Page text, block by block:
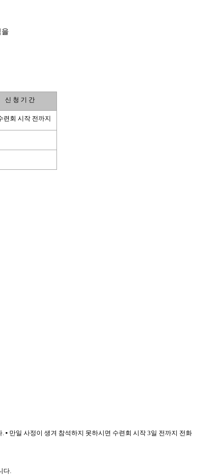
신 청 기 간
련회 시작 전까지
. ▪ 만일 사정이 생겨 참석하지 못하시면 수련회 시작 3일 전까지 전화
다